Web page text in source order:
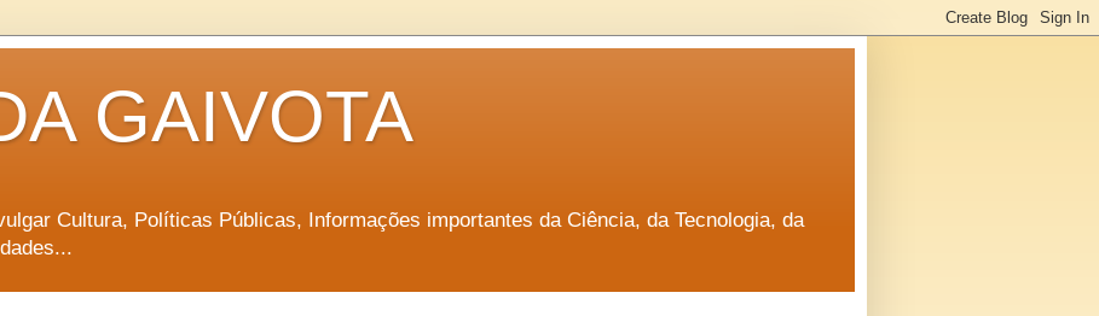
GAIVOTA
Cultura, Políticas Públicas, Informações importantes da Ciência, da Tecnologia, da